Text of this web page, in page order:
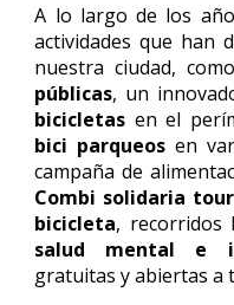
A lo largo de los
actividades que han
nuestra ciudad,
públicas, un
bicicletas en el
bici parqueos en
campaña de
Combi solidaria
bicicleta, recorridos
salud mental e
gratuitas y abiertas a